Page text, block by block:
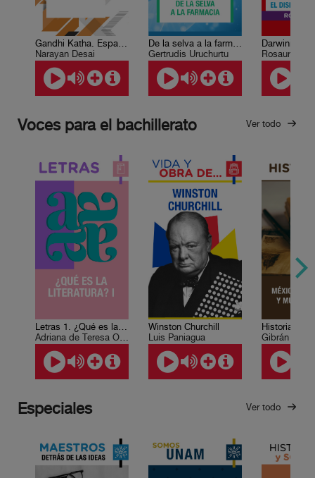
Gandhi Katha. Español
Narayan Desai
De la selva a la farmacia
Gertrudis Uruchurtu
Rosaura
Voces para el bachillerato Ver todo
Letras 1. ¿Qué es la literatura? I
Adriana de Teresa Ochoa, Leda Rendón
Winston Churchill
Luis Paniagua
Especiales Ver todo